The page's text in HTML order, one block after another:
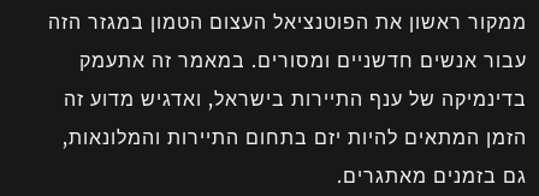
ממקור ראשון את הפוטנציאל העצום הטמון במגזר הזה
עבור אנשים חדשניים ומסורים. במאמר זה אתעמק
בדינמיקה של ענף התיירות בישראל, ואדגיש מדוע זה
הזמן המתאים להיות יזם בתחום התיירות והמלונאות,
גם בזמנים מאתגרים.